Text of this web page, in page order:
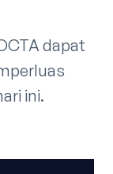
dapat
ini.